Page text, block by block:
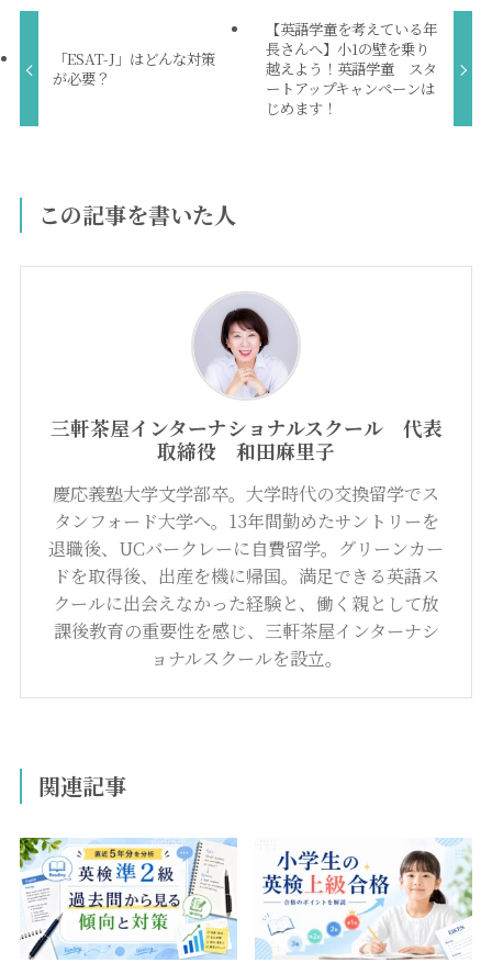
「ESAT-J」はどんな対策
が必要？
【英語学童を考えている年
長さんへ】小1の壁を乗り
越えよう！英語学童 スタ
ートアップキャンペーンは
じめます！
この記事を書いた人
三軒茶屋インターナショナルスクール 代表
取締役 和田麻里子
慶応義塾大学文学部卒。大学時代の交換留学でス
タンフォード大学へ。13年間勤めたサントリーを
退職後、UCバークレーに自費留学。グリーンカー
ドを取得後、出産を機に帰国。満足できる英語ス
クールに出会えなかった経験と、働く親として放
課後教育の重要性を感じ、三軒茶屋インターナシ
ョナルスクールを設立。
関連記事